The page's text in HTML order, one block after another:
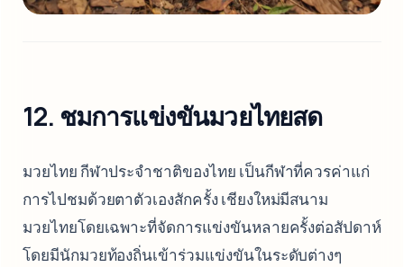
12. ชมการแข่งขันมวยไทยสด
มวยไทย กีฬาประจำชาติของไทย เป็นกีฬาที่ควรค่าแก่
การไปชมด้วยตาตัวเองสักครั้ง เชียงใหม่มีสนาม
มวยไทยโดยเฉพาะที่จัดการแข่งขันหลายครั้งต่อสัปดาห์
โดยมีนักมวยท้องถิ่นเข้าร่วมแข่งขันในระดับต่างๆ